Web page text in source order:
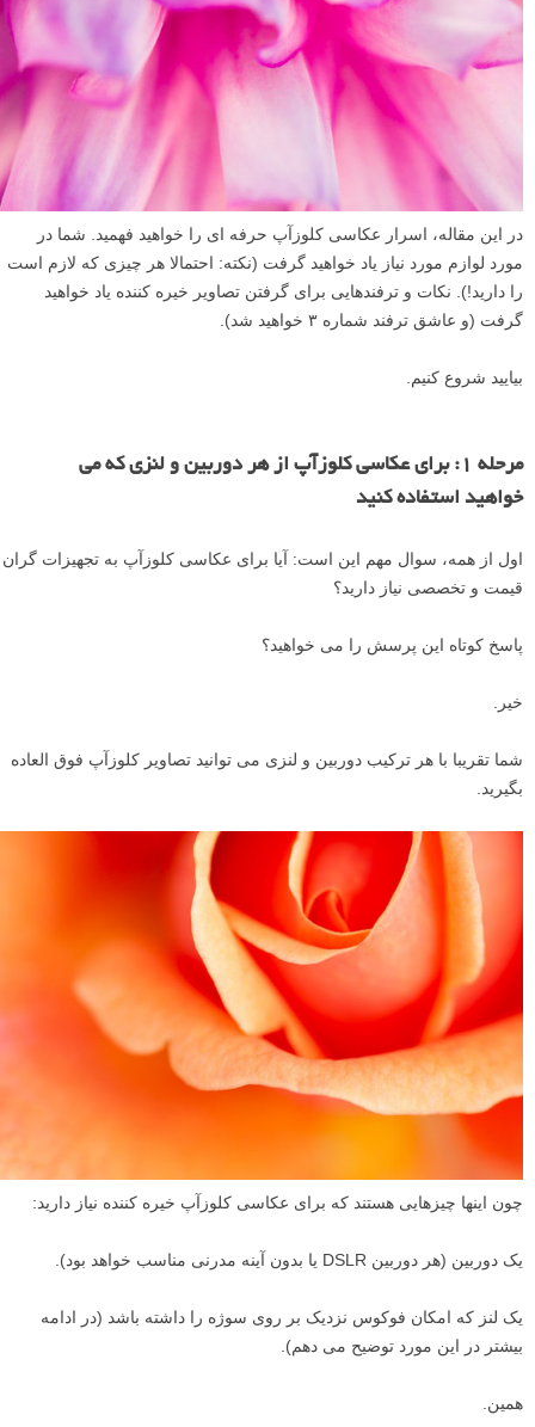
در این مقاله، اسرار عکاسی کلوزآپ حرفه ای را خواهید فهمید. شما در
مورد لوازم مورد نیاز یاد خواهید گرفت (نکته: احتمالا هر چیزی که لازم است
را دارید!). نکات و ترفندهایی برای گرفتن تصاویر خیره کننده یاد خواهید
گرفت (و عاشق ترفند شماره ۳ خواهید شد).
بیایید شروع کنیم.
مرحله ۱: برای عکاسی کلوزآپ از هر دوربین و لنزی که می
خواهید استفاده کنید
اول از همه، سوال مهم این است: آیا برای عکاسی کلوزآپ به تجهیزات گران
قیمت و تخصصی نیاز دارید؟
پاسخ کوتاه این پرسش را می خواهید؟
خیر.
شما تقریبا با هر ترکیب دوربین و لنزی می توانید تصاویر کلوزآپ فوق العاده
بگیرید.
چون اینها چیزهایی هستند که برای عکاسی کلوزآپ خیره کننده نیاز دارید:
یک دوربین (هر دوربین DSLR یا بدون آینه مدرنی مناسب خواهد بود).
یک لنز که امکان فوکوس نزدیک بر روی سوژه را داشته باشد (در ادامه
بیشتر در این مورد توضیح می دهم).
همین.